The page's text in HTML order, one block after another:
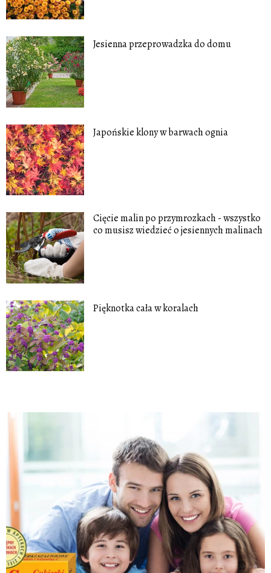
Jesienna przeprowadzka do domu
Japońskie klony w barwach ognia
Cięcie malin po przymrozkach - wszystko
co musisz wiedzieć o jesiennych malinach
Pięknotka cała w koralach